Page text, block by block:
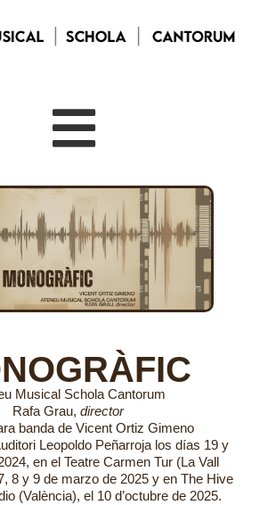
Musical Schola Cantorum
Rafa Grau,director
banda de Vicent Ortiz Gimeno
Leopoldo Peñarroja los días 19 y
en el Teatre Carmen Tur (La Vall
8 y 9 de marzo de 2025 y en The Hive
(València), el 10 d’octubre de 2025.